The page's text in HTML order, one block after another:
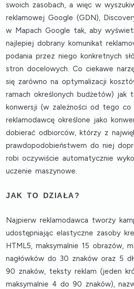
swoich zasobach, a więc w
reklamowej Google (GDN),
w Mapach Google tak, aby
najlepiej dobrany komunikat
podania przez niego konkretnych
stron docelowych. Co ciekawe
się zarówno na optymalizacji
ramach określonych budżetów) jak
konwersji (w zależności od tego co
reklamodawcę określone jako
dobierać odbiorców, którzy z
prawdopodobieństwem do niej
robi oczywiście automatycznie
uczenie maszynowe.
JAK TO DZIAŁA?
Najpierw reklamodawca tworzy
udostępniając elastyczne zasoby
HTML5, maksymalnie 15 obrazów,
nagłówków do 30 znaków oraz 5
90 znaków, teksty reklam (jeden
maksymalnie 4 do 90 znaków),